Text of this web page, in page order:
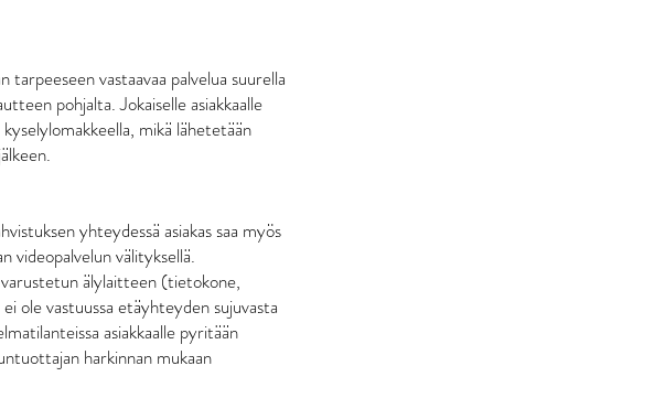
vastaavaa palvelua suurella
pohjalta. Jokaiselle asiakkaalle
mikä lähetetään
yhteydessä asiakas saa myös
välityksellä.
älylaitteen (tietokone,
ole vastuussa etäyhteyden sujuvasta
asiakkaalle pyritään
harkinnan mukaan